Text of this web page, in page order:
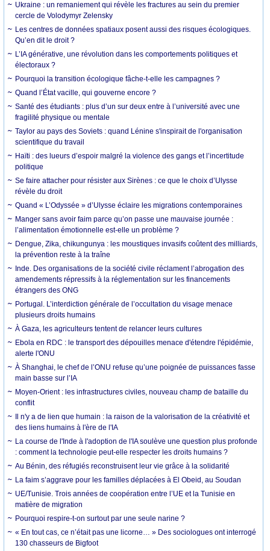
Ukraine : un remaniement qui révèle les fractures au sein du premier
cercle de Volodymyr Zelensky
Les centres de données spatiaux posent aussi des risques écologiques.
Qu’en dit le droit ?
L’IA générative, une révolution dans les comportements politiques et
électoraux ?
Pourquoi la transition écologique fâche-t-elle les campagnes ?
Quand l’État vacille, qui gouverne encore ?
Santé des étudiants : plus d’un sur deux entre à l’université avec une
fragilité physique ou mentale
Taylor au pays des Soviets : quand Lénine s'inspirait de l'organisation
scientifique du travail
Haïti : des lueurs d’espoir malgré la violence des gangs et l’incertitude
politique
Se faire attacher pour résister aux Sirènes : ce que le choix d’Ulysse
révèle du droit
Quand « L’Odyssée » d’Ulysse éclaire les migrations contemporaines
Manger sans avoir faim parce qu’on passe une mauvaise journée :
l’alimentation émotionnelle est-elle un problème ?
Dengue, Zika, chikungunya : les moustiques invasifs coûtent des milliards,
la prévention reste à la traîne
Inde. Des organisations de la société civile réclament l’abrogation des
amendements répressifs à la réglementation sur les financements
étrangers des ONG
Portugal. L’interdiction générale de l’occultation du visage menace
plusieurs droits humains
À Gaza, les agriculteurs tentent de relancer leurs cultures
Ebola en RDC : le transport des dépouilles menace d'étendre l'épidémie,
alerte l'ONU
À Shanghai, le chef de l’ONU refuse qu’une poignée de puissances fasse
main basse sur l’IA
Moyen-Orient : les infrastructures civiles, nouveau champ de bataille du
conflit
Il n'y a de lien que humain : la raison de la valorisation de la créativité et
des liens humains à l'ère de l'IA
La course de l'Inde à l'adoption de l'IA soulève une question plus profonde
: comment la technologie peut-elle respecter les droits humains ?
Au Bénin, des réfugiés reconstruisent leur vie grâce à la solidarité
La faim s’aggrave pour les familles déplacées à El Obeid, au Soudan
UE/Tunisie. Trois années de coopération entre l’UE et la Tunisie en
matière de migration
Pourquoi respire-t-on surtout par une seule narine ?
« En tout cas, ce n’était pas une licorne… » Des sociologues ont interrogé
130 chasseurs de Bigfoot